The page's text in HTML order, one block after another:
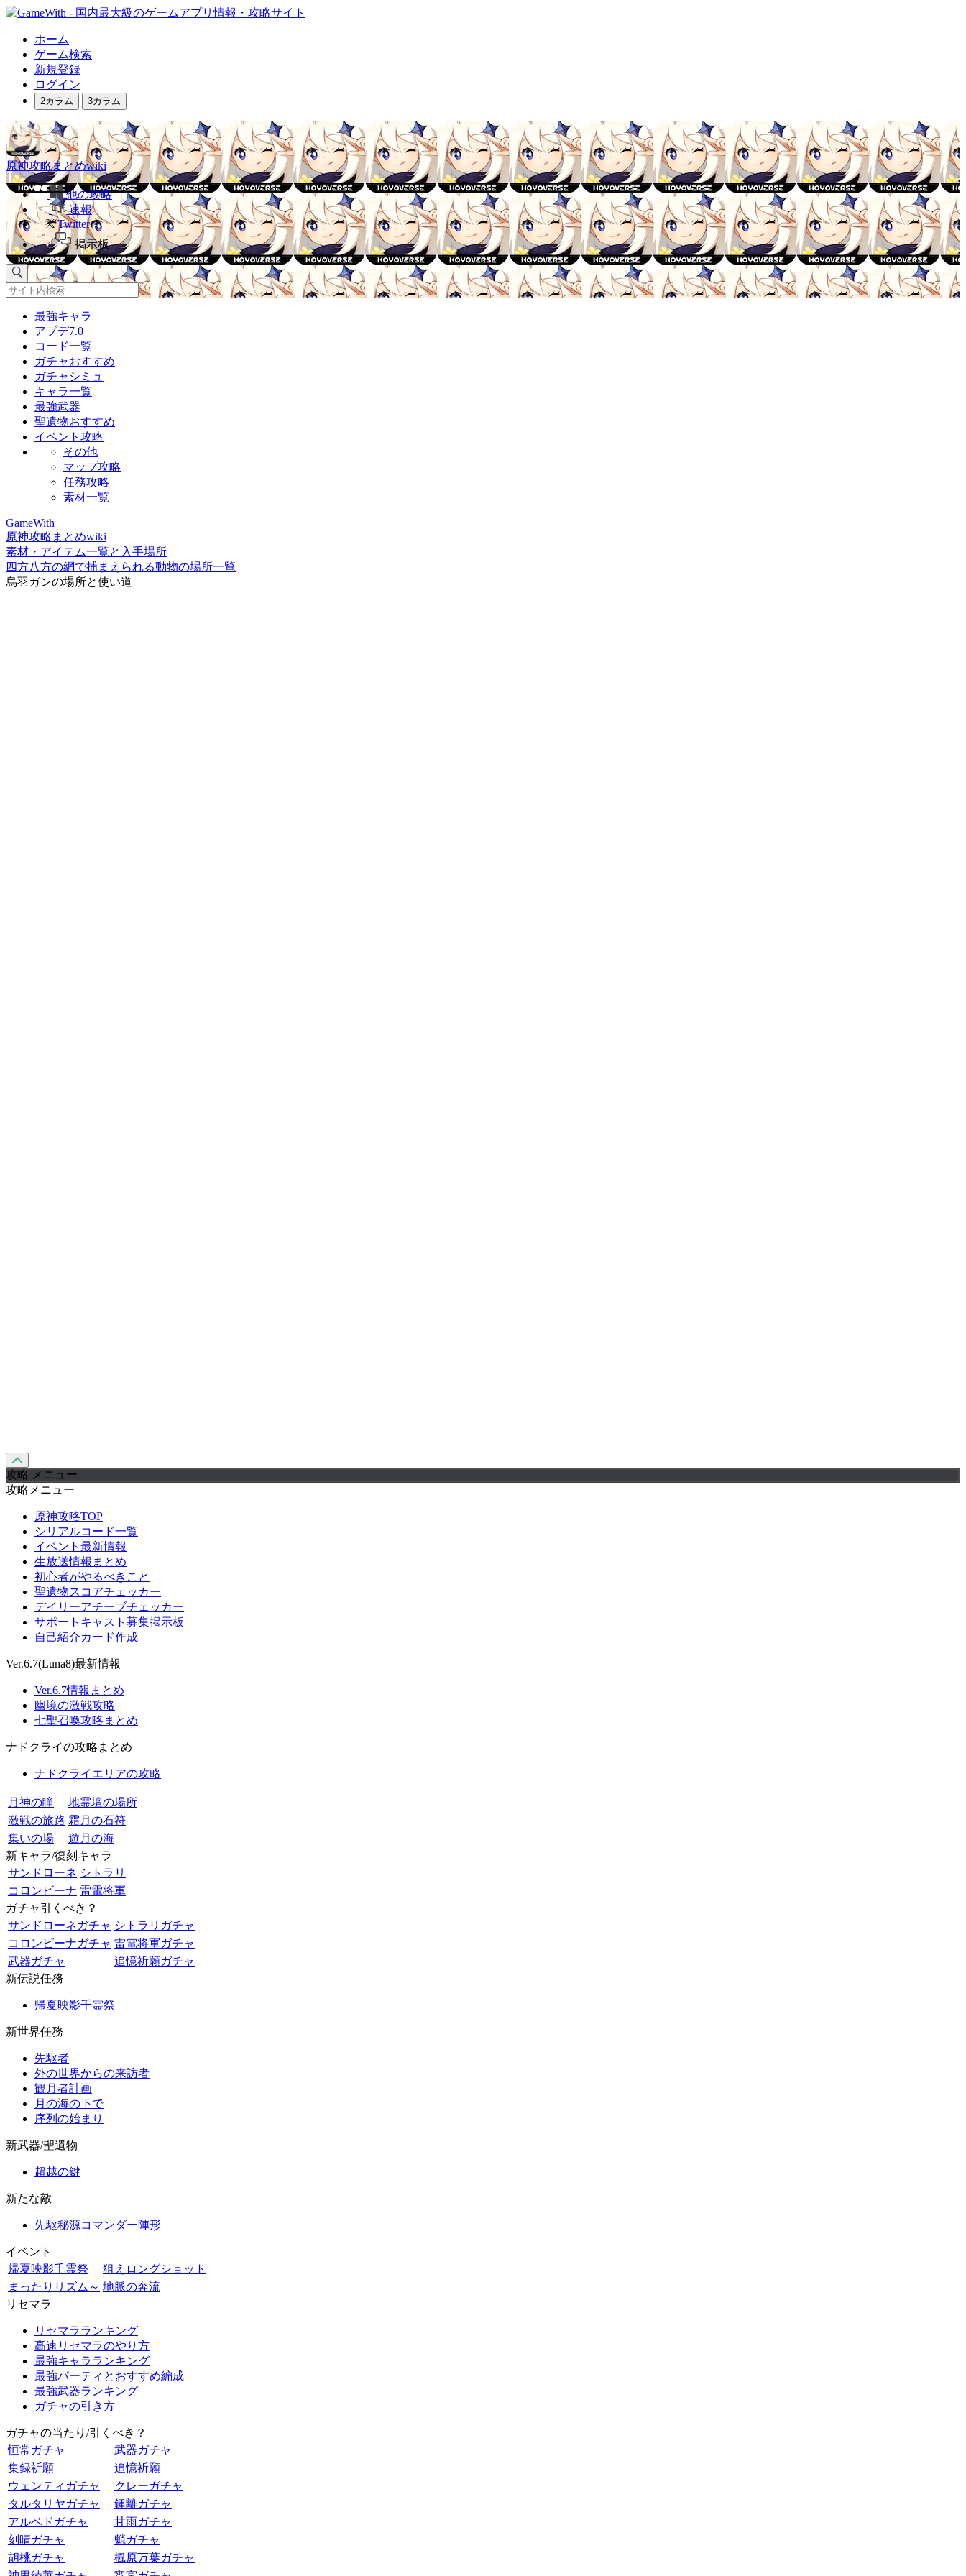
ホーム
ゲーム検索
新規登録
ログイン
2カラム 3カラム
原神攻略まとめwiki
他の攻略
速報
Twitter
掲示板
最強キャラ
アプデ7.0
コード一覧
ガチャおすすめ
ガチャシミュ
キャラ一覧
最強武器
聖遺物おすすめ
イベント攻略
その他
マップ攻略
任務攻略
素材一覧
GameWith
原神攻略まとめwiki
素材・アイテム一覧と入手場所
四方八方の網で捕まえられる動物の場所一覧
烏羽ガンの場所と使い道
攻略 メニュー
攻略メニュー
原神攻略TOP
シリアルコード一覧
イベント最新情報
生放送情報まとめ
初心者がやるべきこと
聖遺物スコアチェッカー
デイリーアチーブチェッカー
サポートキャスト募集掲示板
自己紹介カード作成
Ver.6.7(Luna8)最新情報
Ver.6.7情報まとめ
幽境の激戦攻略
七聖召喚攻略まとめ
ナドクライの攻略まとめ
ナドクライエリアの攻略
月神の瞳
地霊壇の場所
激戦の旅路 霜月の石符
集いの場
遊月の海
新キャラ/復刻キャラ
サンドローネ シトラリ
コロンビーナ 雷電将軍
ガチャ引くべき？
サンドローネガチャ シトラリガチャ
コロンビーナガチャ 雷電将軍ガチャ
武器ガチャ
追憶祈願ガチャ
新伝説任務
帰夏映影千霊祭
新世界任務
先駆者
外の世界からの来訪者
観月者計画
月の海の下で
序列の始まり
新武器/聖遺物
超越の鍵
新たな敵
先駆秘源コマンダー陣形
イベント
帰夏映影千霊祭
狙えロングショット
まったりリズム～ 地脈の奔流
リセマラ
リセマラランキング
高速リセマラのやり方
最強キャラランキング
最強パーティとおすすめ編成
最強武器ランキング
ガチャの引き方
ガチャの当たり/引くべき？
恒常ガチャ
武器ガチャ
集録祈願
追憶祈願
ウェンティガチャ
クレーガチャ
タルタリヤガチャ
鍾離ガチャ
アルベドガチャ
甘雨ガチャ
刻晴ガチャ
魈ガチャ
胡桃ガチャ
楓原万葉ガチャ